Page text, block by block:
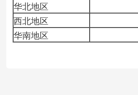
华北地区
西北地区
华南地区